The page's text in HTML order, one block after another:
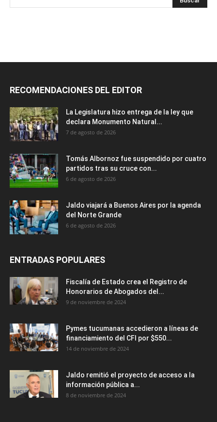
RECOMENDACIONES DEL EDITOR
La Legislatura hizo entrega de la ley que
declara Monumento Natural...
7 de agosto de 2026
Tomás Albornoz fue suspendido por cuatro
partidos tras su cruce con...
6 de agosto de 2026
Jaldo viajará a Buenos Aires por la agenda
del Norte Grande
6 de agosto de 2026
ENTRADAS POPULARES
Fiscalía de Estado crea el Registro de
Honorarios de Abogados del...
9 de noviembre de 2024
Pymes tucumanas accedieron a líneas de
financiamiento del CFI por $550...
14 de noviembre de 2024
Jaldo remitió el proyecto de acceso a la
información pública a...
8 de noviembre de 2024